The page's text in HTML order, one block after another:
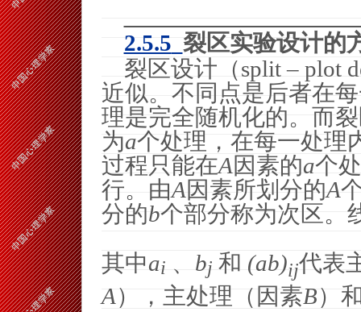
2.5.5 裂区实验设计的
裂区设计（split – plot
近似。不同点是后者在
理是完全随机化的。而
为a个处理，在每一处理
过程只能在A因素的a个
行。由A因素所划分的A
分的b个部分称为次区。
其中ai 、 bj 和 (ab)ij代表
A），主处理（因素B）